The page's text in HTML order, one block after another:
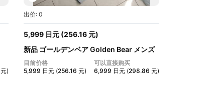
元)
出价: 0
5,999 日元 (256.16 元)
新品 ゴールデンベア Golden Bear メンズ
L...
目前价格
5,999 日元 (256.16 元)
可以直接购买
6,999 日元 (298.86 元)